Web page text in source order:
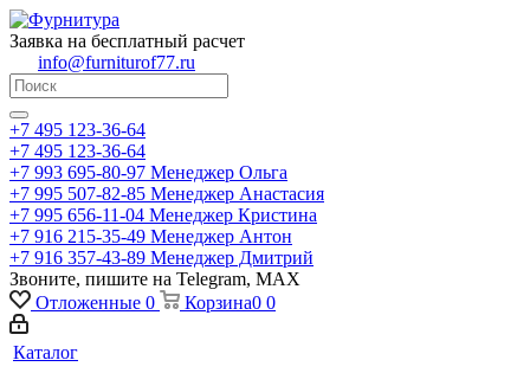
Заявка на бесплатный расчет
info@furniturof77.ru
+7 495 123-36-64
+7 495 123-36-64
+7 993 695-80-97 Менеджер Ольга
+7 995 507-82-85 Менеджер Анастасия
+7 995 656-11-04 Менеджер Кристина
+7 916 215-35-49 Менеджер Антон
+7 916 357-43-89 Менеджер Дмитрий
Звоните, пишите на Telegram, MAX
Отложенные 0 Корзина0 0
Каталог